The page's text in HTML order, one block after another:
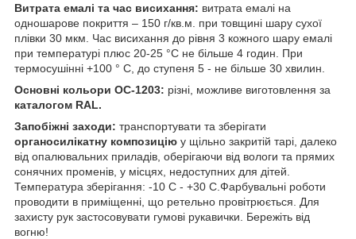
Витрата емалі та час висихання: витрата емалі на
одношарове покриття – 150 г/кв.м. при товщині шару сухої
плівки 30 мкм. Час висихання до рівня 3 кожного шару емалі
при температурі плюс 20-25 °C не більше 4 годин. При
термосушінні +100 ° C, до ступеня 5 - не більше 30 хвилин.
Основні кольори ОС-1203: різні, можливе виготовлення за
каталогом RAL.
Запобіжні заходи: транспортувати та зберігати
органосилікатну композицію у щільно закритій тарі, далеко
від опалювальних приладів, оберігаючи від вологи та прямих
сонячних променів, у місцях, недоступних для дітей.
Температура зберігання: -10 С - +30 С.Фарбувальні роботи
проводити в приміщенні, що ретельно провітрюється. Для
захисту рук застосовувати гумові рукавички. Бережіть від
вогню!